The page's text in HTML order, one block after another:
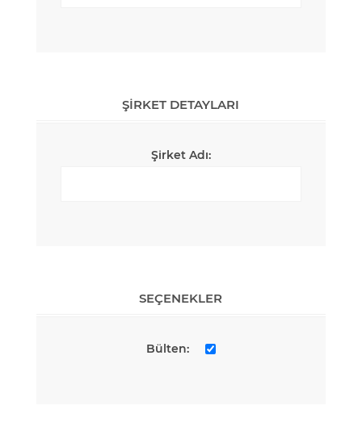
ŞIRKET DETAYLARI
Şirket Adı:
SEÇENEKLER
Bülten: